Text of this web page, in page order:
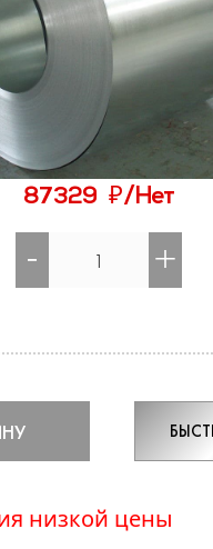
87329 ₽/Нет
- +
низкой цены